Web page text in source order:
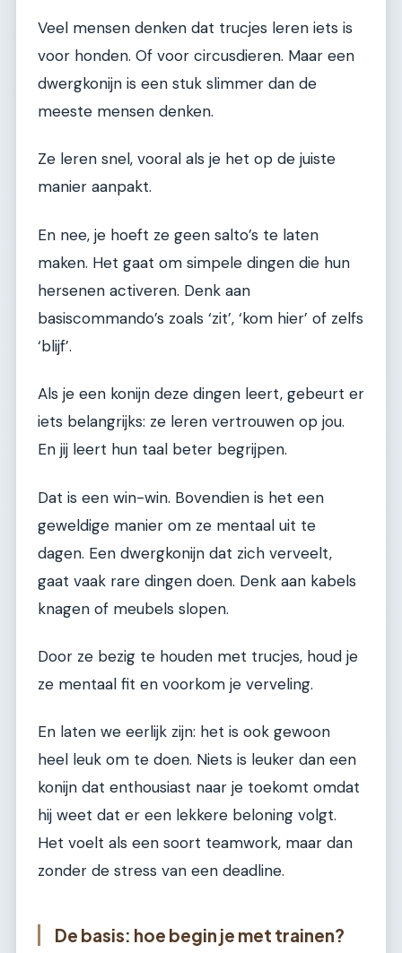
Veel mensen denken dat trucjes leren iets is
voor honden. Of voor circusdieren. Maar een
dwergkonijn is een stuk slimmer dan de
meeste mensen denken.
Ze leren snel, vooral als je het op de juiste
manier aanpakt.
En nee, je hoeft ze geen salto’s te laten
maken. Het gaat om simpele dingen die hun
hersenen activeren. Denk aan
basiscommando’s zoals ‘zit’, ‘kom hier’ of zelfs
‘blijf’.
Als je een konijn deze dingen leert, gebeurt er
iets belangrijks: ze leren vertrouwen op jou.
En jij leert hun taal beter begrijpen.
Dat is een win-win. Bovendien is het een
geweldige manier om ze mentaal uit te
dagen. Een dwergkonijn dat zich verveelt,
gaat vaak rare dingen doen. Denk aan kabels
knagen of meubels slopen.
Door ze bezig te houden met trucjes, houd je
ze mentaal fit en voorkom je verveling.
En laten we eerlijk zijn: het is ook gewoon
heel leuk om te doen. Niets is leuker dan een
konijn dat enthousiast naar je toekomt omdat
hij weet dat er een lekkere beloning volgt.
Het voelt als een soort teamwork, maar dan
zonder de stress van een deadline.
De basis: hoe begin je met trainen?